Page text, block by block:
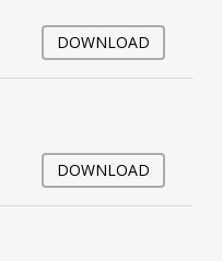
DOWNLOAD
DOWNLOAD